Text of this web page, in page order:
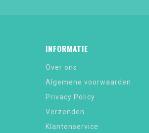
INFORMATIE
Over ons
Algemene voorwaarden
Privacy Policy
Verzenden
Klantenservice